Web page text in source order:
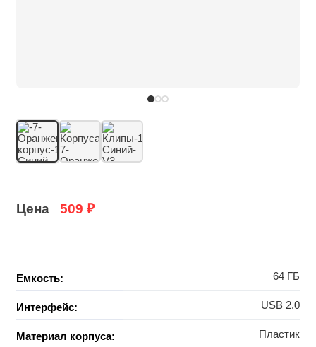
Цена 509₽
Емкость: 64 ГБ
Интерфейс: USB 2.0
Материал корпуса: Пластик